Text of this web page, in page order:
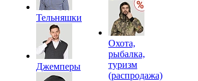
Тельняшки
Джемперы
Охота,
рыбалка,
туризм
(распродажа)